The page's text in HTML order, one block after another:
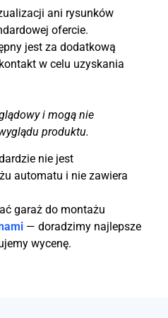
ani rysunków
ofercie.
jest za dodatkową
w celu uzyskania
i mogą nie
produktu.
nie jest
automatu i nie zawiera
garaż do montażu
— doradzimy najlepsze
wycenę.